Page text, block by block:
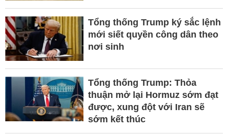
Tổng thống Trump ký sắc lệnh
mới siết quyền công dân theo
nơi sinh
Tổng thống Trump: Thỏa
thuận mở lại Hormuz sớm đạt
được, xung đột với Iran sẽ
sớm kết thúc